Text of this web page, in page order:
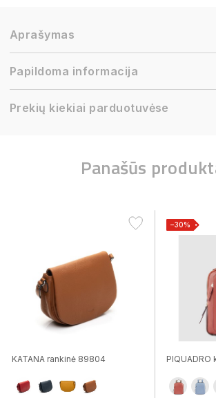
Aprašymas
Papildoma informacija
Prekių kiekiai parduotuvėse
Panašūs
KATANA rankinė 89804
−30%
PIQUADRO